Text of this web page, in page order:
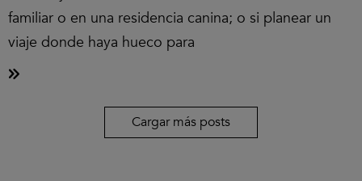
familiar o en una residencia canina; o si planear un
viaje donde haya hueco para
Cargar más posts